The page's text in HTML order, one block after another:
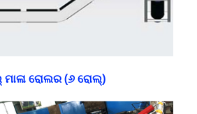
ରୋଲର (୬ ରୋଲ୍)